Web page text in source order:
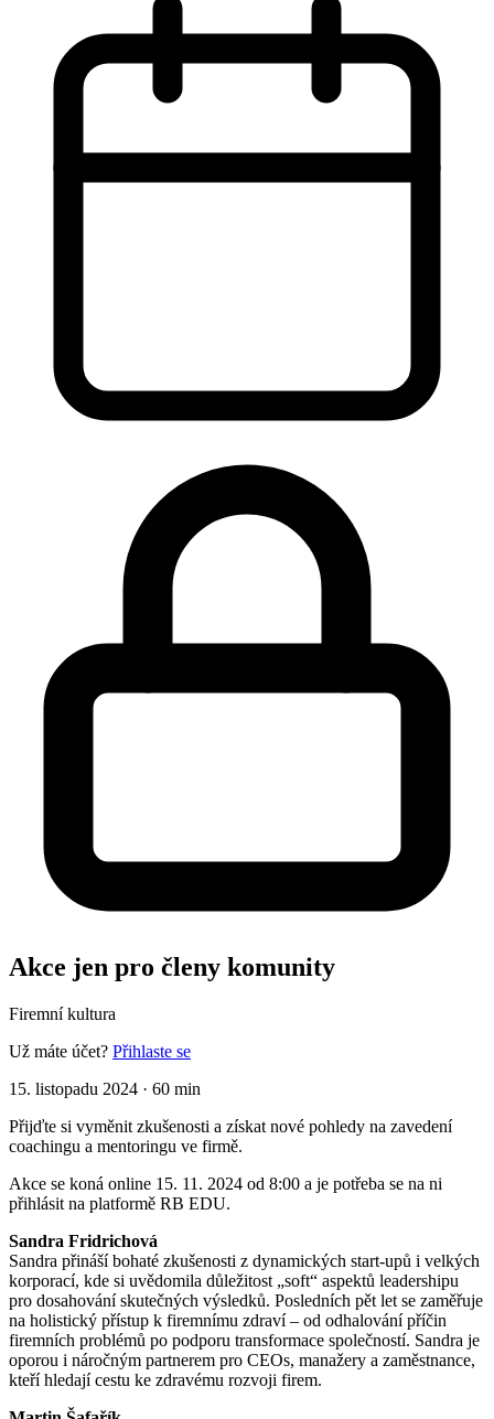
Akce jen pro členy komunity
Firemní kultura
Už máte účet? Přihlaste se
15. listopadu 2024 · 60 min
Přijďte si vyměnit zkušenosti a získat nové pohledy na zavedení
coachingu a mentoringu ve firmě.
Akce se koná online 15. 11. 2024 od 8:00 a je potřeba se na ni
přihlásit na platformě RB EDU.
Sandra Fridrichová
Sandra přináší bohaté zkušenosti z dynamických start-upů i velkých
korporací, kde si uvědomila důležitost „soft“ aspektů leadershipu
pro dosahování skutečných výsledků. Posledních pět let se zaměřuje
na holistický přístup k firemnímu zdraví – od odhalování příčin
firemních problémů po podporu transformace společností. Sandra je
oporou i náročným partnerem pro CEOs, manažery a zaměstnance,
kteří hledají cestu ke zdravému rozvoji firem.